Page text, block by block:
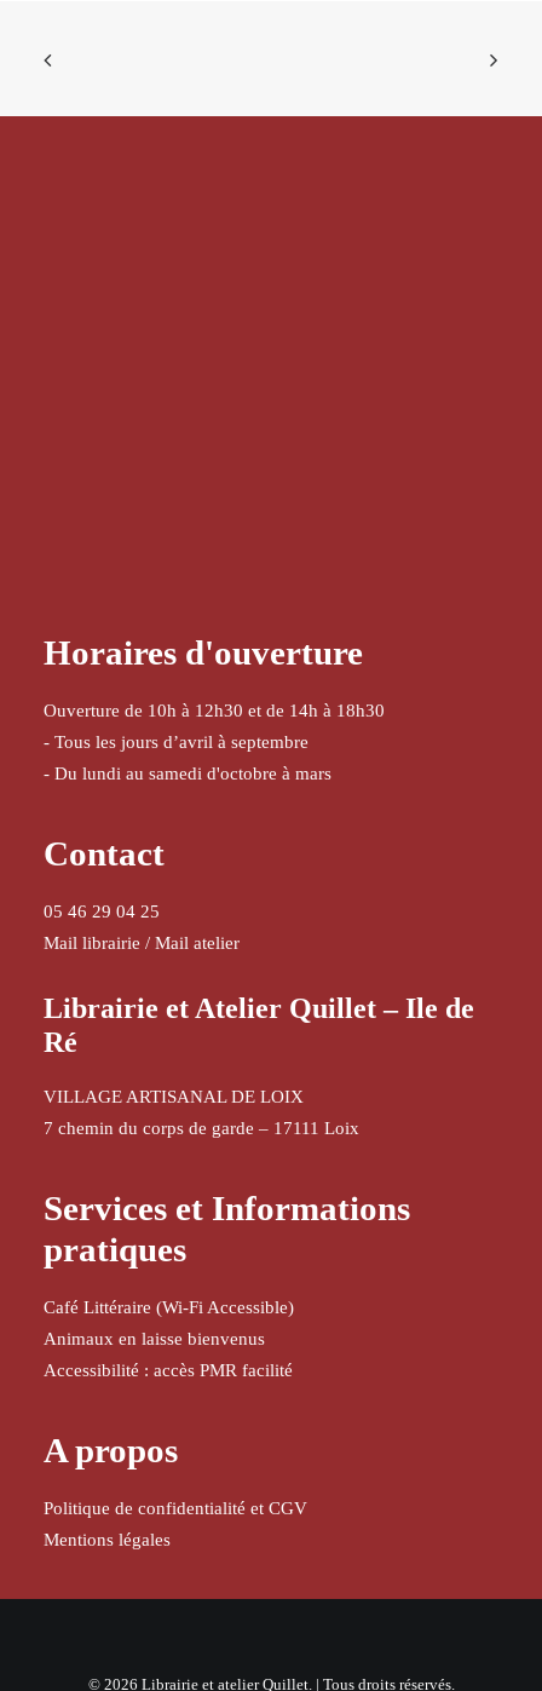
Horaires d'ouverture
Ouverture de 10h à 12h30 et de 14h à 18h30
- Tous les jours d’avril à septembre
- Du lundi au samedi d'octobre à mars
Contact
05 46 29 04 25
Mail librairie / Mail atelier
Librairie et Atelier Quillet – Ile de
Ré
VILLAGE ARTISANAL DE LOIX
7 chemin du corps de garde – 17111 Loix
Services et Informations
pratiques
Café Littéraire (Wi-Fi Accessible)
Animaux en laisse bienvenus
Accessibilité : accès PMR facilité
A propos
Politique de confidentialité et CGV
Mentions légales
© 2026 Librairie et atelier Quillet. | Tous droits réservés.